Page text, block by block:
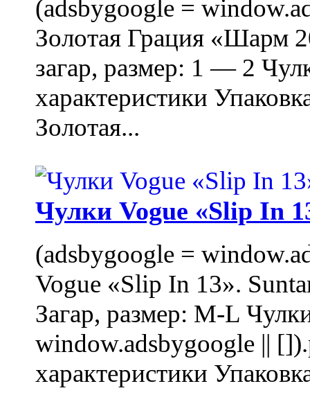
(adsbygoogle =
Золотая Грация «Шарм
загар, размер: 1 — 2
характеристики
Золотая...
Чулки Vogue «Slip In
(adsbygoogle =
Vogue «Slip In 13».
Загар, размер: M-L
window.adsbygoogle ||
характеристики